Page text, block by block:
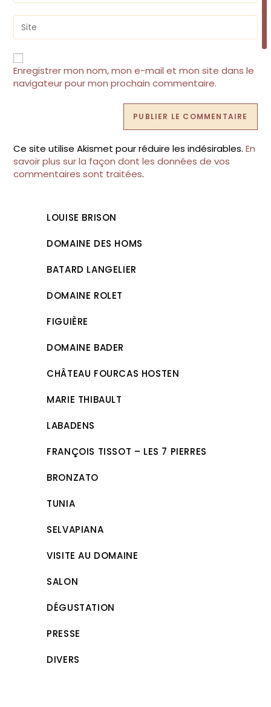
to
comment
email
address
to
comment
Saisir
l’URL
de
votre
site
(facultatif)
Enregistrer mon nom, mon e-mail et mon site dans le
navigateur pour mon prochain commentaire.
Ce site utilise Akismet pour réduire les indésirables.En
savoir plus sur la façon dont les données de vos
commentaires sont traitées.
LOUISE BRISON
DOMAINE DES HOMS
BATARD LANGELIER
DOMAINE ROLET
FIGUIÈRE
DOMAINE BADER
CHÂTEAU FOURCAS HOSTEN
MARIE THIBAULT
LABADENS
FRANÇOIS TISSOT – LES 7 PIERRES
BRONZATO
TUNIA
SELVAPIANA
VISITE AU DOMAINE
SALON
DÉGUSTATION
PRESSE
DIVERS